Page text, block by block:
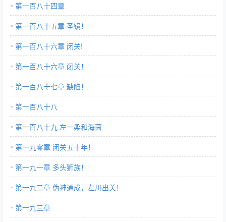
第一百八十四章
第一百八十五章 圣镜！
第一百八十六章 闭关!
第一百八十六章 闭关！
第一百八十七章 缺陷！
第一百八十八
第一百八十九 左一柔和海茵
第一九零章 闭关五十年！
第一九一章 多头狮族！
第一九二章 伪神通成，左川出关！
第一九三章